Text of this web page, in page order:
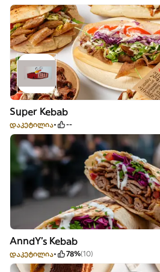
Super Kebab
დაკეტილია --
AnndY's Kebab
დაკეტილია 78%(10)